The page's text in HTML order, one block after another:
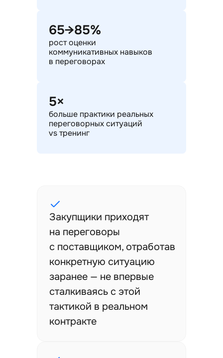
65→85%
рост оценки
коммуникативных навыков
в переговорах
5×
больше практики реальных
переговорных ситуаций
vs тренинг
Закупщики приходят
на переговоры
с поставщиком, отработав
конкретную ситуацию
заранее — не впервые
сталкиваясь с этой
тактикой в реальном
контракте